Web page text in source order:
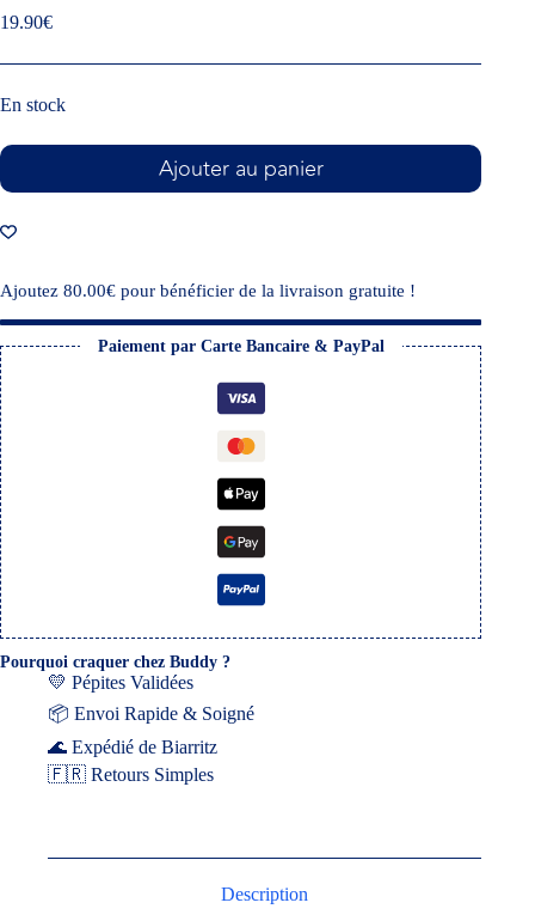
19.90€
En stock
Ajouter au panier
Ajoutez 80.00€ pour bénéficier de la livraison gratuite !
Paiement par Carte Bancaire & PayPal
Pourquoi craquer chez Buddy ?
💛 Pépites Validées
📦 Envoi Rapide & Soigné
🌊 Expédié de Biarritz
🇫🇷 Retours Simples
Description